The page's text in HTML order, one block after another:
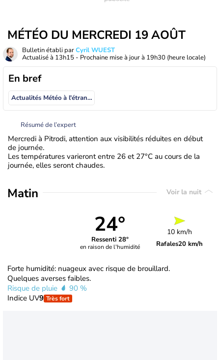
MÉTÉO DU MERCREDI 19 AOÛT
Bulletin établi parCyril WUEST
Actualisé à 13h15 - Prochaine mise à jour à 19h30 (heure locale)
En bref
Actualités Météo à l'étranger
Résumé de l’expert
Mercredi à Pitrodi, attention aux visibilités réduites en début
de journée.
Les températures varieront entre 26 et 27°C au cours de la
journée, elles seront chaudes.
Matin Voir la nuit
24°
Ressenti 28°
en raison de l'humidité
10 km/h
Rafales20 km/h
Forte humidité: nuageux avec risque de brouillard.
Quelques averses faibles.
Risque de pluie
90 %
Indice UV9 Très fort